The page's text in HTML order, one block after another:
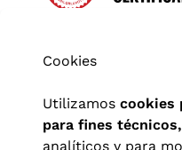
Cookies
Utilizamos cookies
para fines técnicos,
analíticos y para